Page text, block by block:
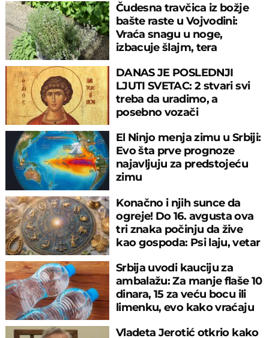
Čudesna travčica iz božje
bašte raste u Vojvodini:
Vraća snagu u noge,
izbacuje šlajm, tera
DANAS JE POSLEDNJI
LJUTI SVETAC: 2 stvari svi
treba da uradimo, a
posebno vozači
El Ninjo menja zimu u Srbiji:
Evo šta prve prognoze
najavljuju za predstojeću
zimu
Konačno i njih sunce da
ogreje! Do 16. avgusta ova
tri znaka počinju da žive
kao gospoda: Psi laju, vetar
Srbija uvodi kauciju za
ambalažu: Za manje flaše 10
dinara, 15 za veću bocu ili
limenku, evo kako vraćaju
Vladeta Jerotić otkrio kako